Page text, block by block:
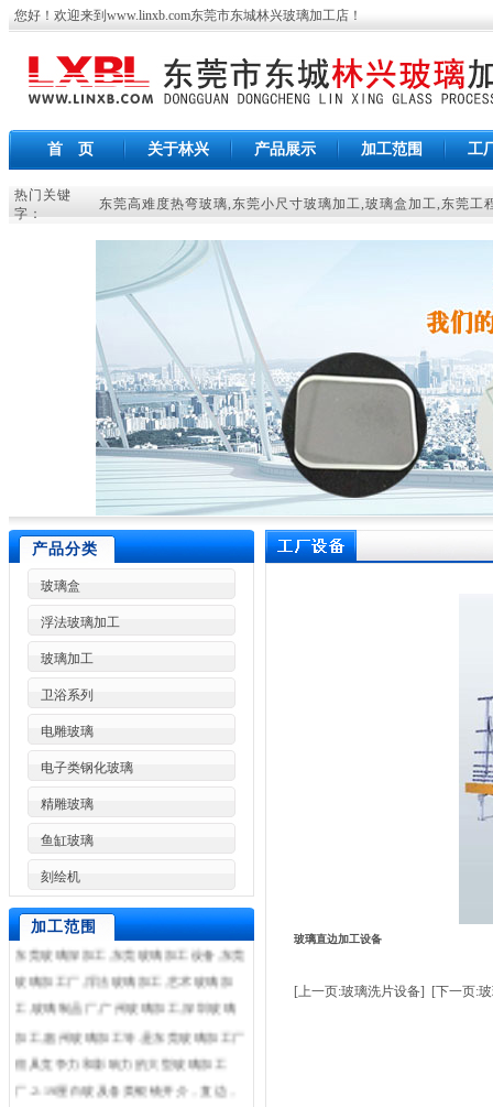
您好！欢迎来到 www.linxb.com东莞市东城林兴玻璃加工店 ！
首 页 关于林兴 产品展示 加工范围 工
热门关键
字：
东莞高难度热弯玻璃,东莞小尺寸玻璃加工,玻璃盒加工,东莞工
产品分类
玻璃盒
浮法玻璃加工
玻璃加工
卫浴系列
电雕玻璃
电子类钢化玻璃
精雕玻璃
鱼缸玻璃
刻绘机
加工范围
东莞市林兴玻璃制品加工厂是一家专业
加工各种高难度特种玻璃,东莞玻璃加工,
东莞玻璃深加工,东莞玻璃加工设备,东莞
玻璃直边加工设备
[上一页:玻璃洗片设备] [下一页: